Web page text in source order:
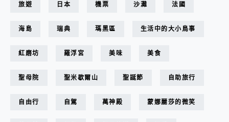
旅遊 日本 機票 沙灘 法國
海島 瑞典 瑪黑區 生活中的大小鳥事
紅磨坊 羅浮宮 美味 美食
聖母院 聖米歇爾山 聖誕節 自助旅行
自由行 自駕 萬神殿 蒙娜麗莎的微笑